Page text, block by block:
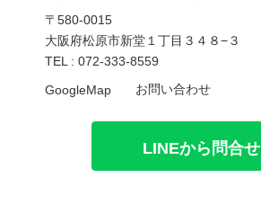
〒580-0015
大阪府松原市新堂１丁目３４８−３
TEL : 072-333-8559
GoogleMap
お問い合わせ
LINEから問合せ